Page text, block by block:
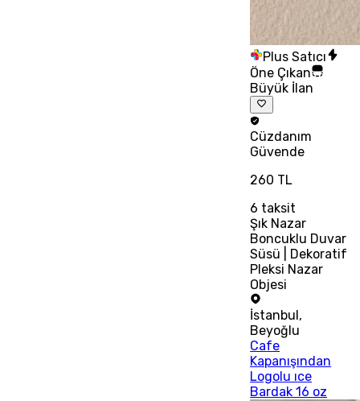
Plus Satıcı
Öne Çıkan
Büyük İlan
Cüzdanım
Güvende
260 TL
6 taksit
Şık Nazar
Boncuklu Duvar
Süsü | Dekoratif
Pleksi Nazar
Objesi
İstanbul ,
Beyoğlu
Cafe
Kapanışından
Logolu ıce
Bardak 16 oz